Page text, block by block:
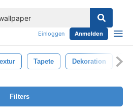
Einloggen Anmelden
Tapete Dekoration
Filters